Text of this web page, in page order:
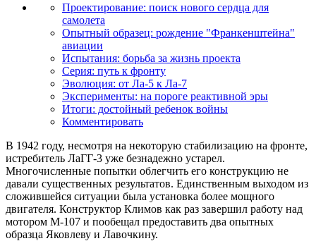
Проектирование: поиск нового сердца для
самолета
Опытный образец: рождение "Франкенштейна"
авиации
Испытания: борьба за жизнь проекта
Серия: путь к фронту
Эволюция: от Ла-5 к Ла-7
Эксперименты: на пороге реактивной эры
Итоги: достойный ребенок войны
Комментировать
В 1942 году, несмотря на некоторую стабилизацию на фронте,
истребитель ЛаГГ-3 уже безнадежно устарел.
Многочисленные попытки облегчить его конструкцию не
давали существенных результатов. Единственным выходом из
сложившейся ситуации была установка более мощного
двигателя. Конструктор Климов как раз завершил работу над
мотором М-107 и пообещал предоставить два опытных
образца Яковлеву и Лавочкину.